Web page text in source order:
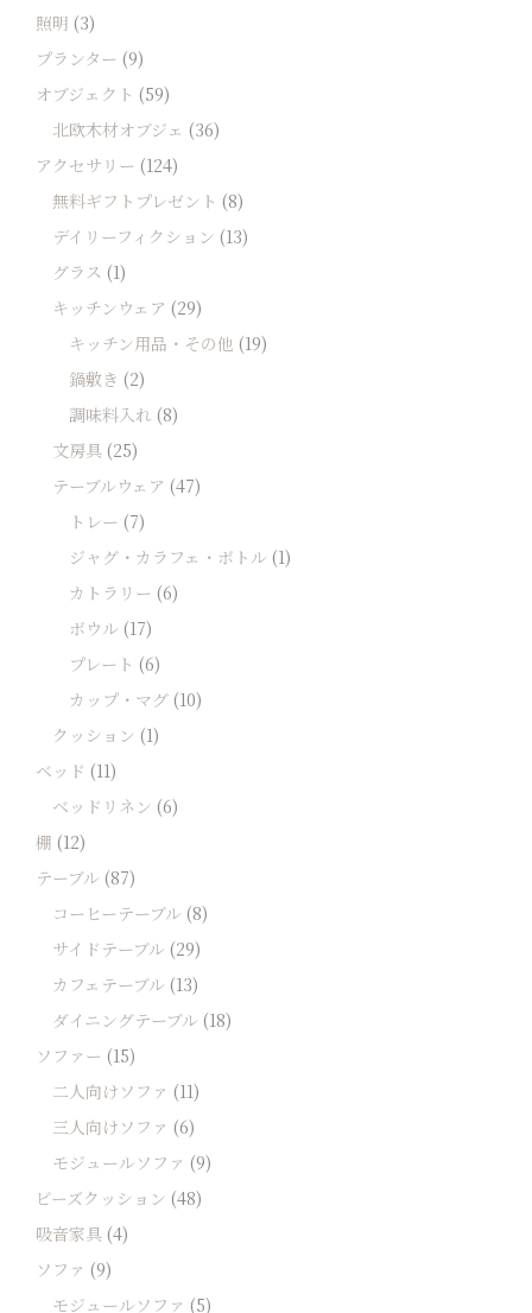
照明 (3)
プランター (9)
オブジェクト (59)
北欧木材オブジェ (36)
アクセサリー (124)
無料ギフトプレゼント (8)
デイリーフィクション (13)
グラス (1)
キッチンウェア (29)
キッチン用品・その他 (19)
鍋敷き (2)
調味料入れ (8)
文房具 (25)
テーブルウェア (47)
トレー (7)
ジャグ・カラフェ・ボトル (1)
カトラリー (6)
ボウル (17)
プレート (6)
カップ・マグ (10)
クッション (1)
ベッド (11)
ベッドリネン (6)
棚 (12)
テーブル (87)
コーヒーテーブル (8)
サイドテーブル (29)
カフェテーブル (13)
ダイニングテーブル (18)
ソファー (15)
二人向けソファ (11)
三人向けソファ (6)
モジュールソファ (9)
ビーズクッション (48)
吸音家具 (4)
ソファ (9)
モジュールソファ (5)